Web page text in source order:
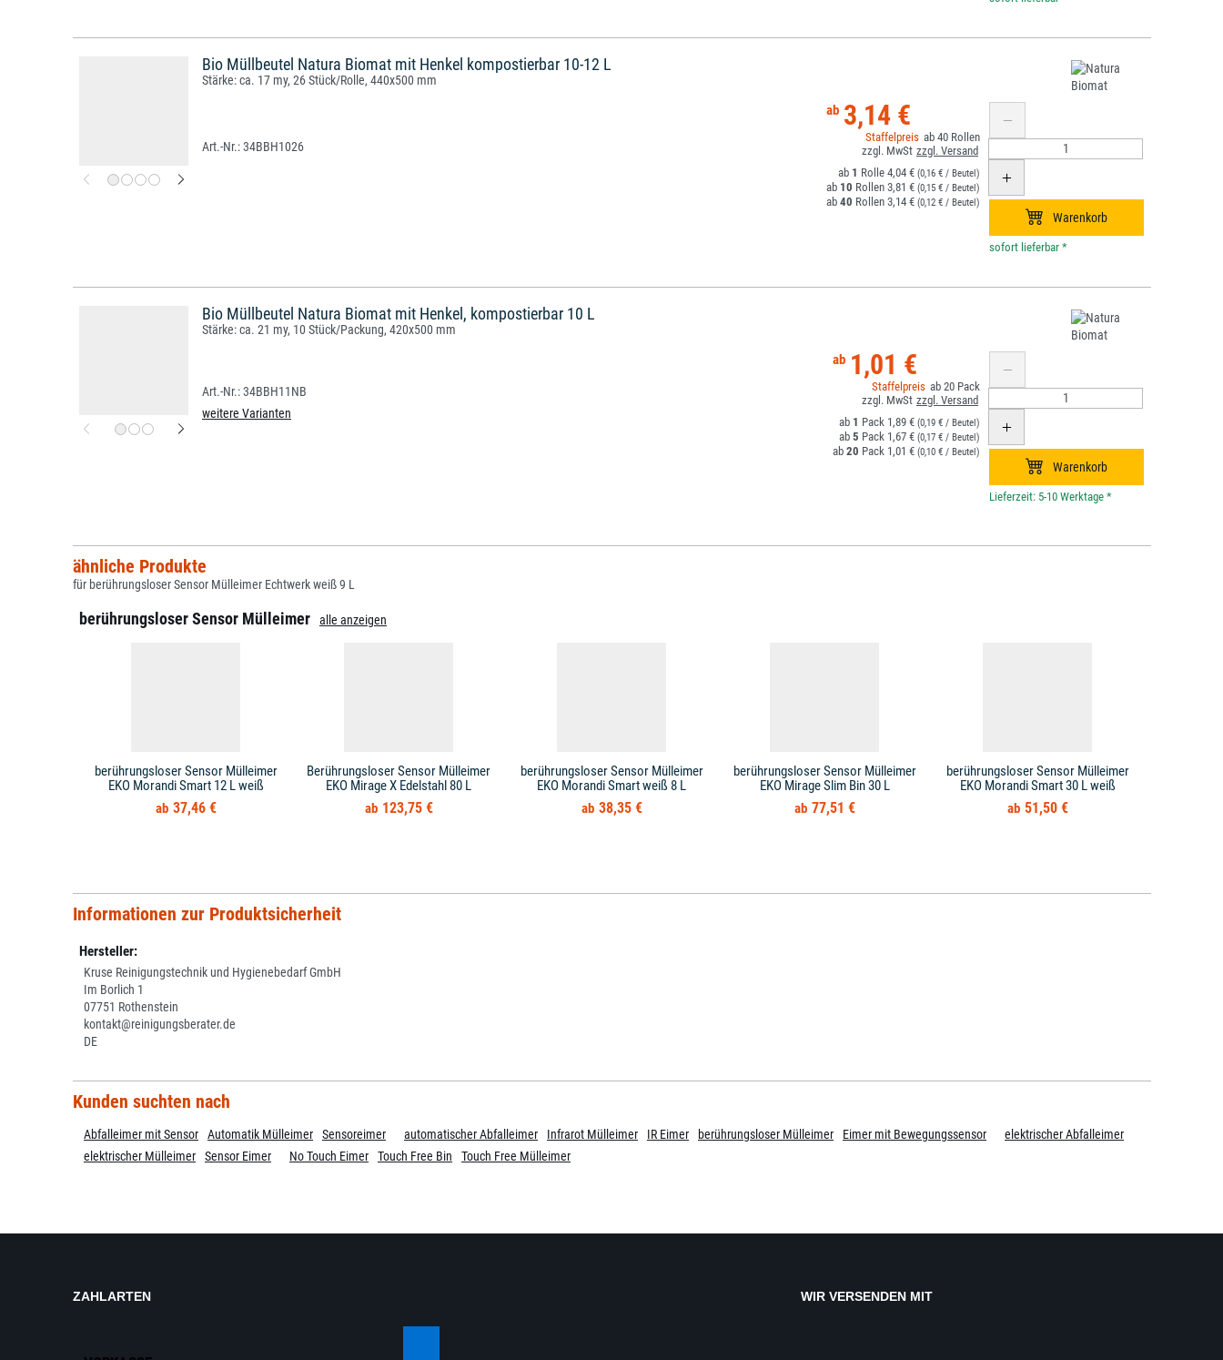
Bio Müllbeutel Natura Biomat mit Henkel kompostierbar 10-12 L
Stärke: ca. 17 my, 26 Stück/Rolle, 440x500 mm
34BBH1026
3,14 €
40
1 4,04 € (0,16 € / Beutel)
10 3,81 € (0,15 € / Beutel)
40 3,14 € (0,12 € / Beutel)
*
Bio Müllbeutel Natura Biomat mit Henkel, kompostierbar 10 L
Stärke: ca. 21 my, 10 Stück/Packung, 420x500 mm
34BBH11NB
weitere Varianten
1,01 €
20
1 1,89 € (0,19 € / Beutel)
5 1,67 € (0,17 € / Beutel)
20 1,01 € (0,10 € / Beutel)
*
ähnliche Produkte
für berührungsloser Sensor Mülleimer Echtwerk weiß 9 L
berührungsloser Sensor Mülleimer alle anzeigen
berührungsloser Sensor Mülleimer
EKO Morandi Smart 12 L weiß
37,46 €
Berührungsloser Sensor Mülleimer
EKO Mirage X Edelstahl 80 L
123,75 €
berührungsloser Sensor Mülleimer
EKO Morandi Smart weiß 8 L
38,35 €
berührungsloser Sensor Mülleimer
EKO Mirage Slim Bin 30 L
77,51 €
berührungsloser Sensor Mülleimer
EKO Morandi Smart 30 L weiß
51,50 €
Informationen zur Produktsicherheit
Hersteller:
Kruse Reinigungstechnik und Hygienebedarf GmbH
Im Borlich 1
07751 Rothenstein
kontakt@reinigungsberater.de
DE
Kunden suchten nach
Abfalleimer mit Sensor Automatik Mülleimer Sensoreimer automatischer Abfalleimer Infrarot Mülleimer IR Eimer berührungsloser Mülleimer Eimer mit Bewegungssensor
elektrischer Abfalleimer
elektrischer Mülleimer
Sensor Eimer No Touch Eimer Touch Free Bin Touch Free Mülleimer
ZAHLARTEN WIR VERSENDEN MIT